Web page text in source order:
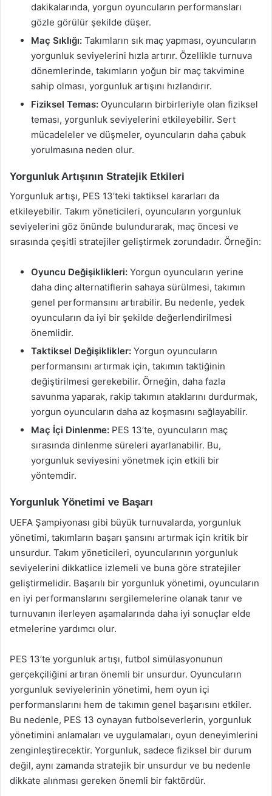
dakikalarında, yorgun oyuncuların performansları
gözle görülür şekilde düşer.
Maç Sıklığı: Takımların sık maç yapması, oyuncuların
yorgunluk seviyelerini hızla artırır. Özellikle turnuva
dönemlerinde, takımların yoğun bir maç takvimine
sahip olması, yorgunluk artışını hızlandırır.
Fiziksel Temas: Oyuncuların birbirleriyle olan fiziksel
teması, yorgunluk seviyelerini etkileyebilir. Sert
mücadeleler ve düşmeler, oyuncuların daha çabuk
yorulmasına neden olur.
Yorgunluk Artışının Stratejik Etkileri
Yorgunluk artışı, PES 13’teki taktiksel kararları da
etkileyebilir. Takım yöneticileri, oyuncuların yorgunluk
seviyelerini göz önünde bulundurarak, maç öncesi ve
sırasında çeşitli stratejiler geliştirmek zorundadır. Örneğin:
Oyuncu Değişiklikleri: Yorgun oyuncuların yerine
daha dinç alternatiflerin sahaya sürülmesi, takımın
genel performansını artırabilir. Bu nedenle, yedek
oyuncuların da iyi bir şekilde değerlendirilmesi
önemlidir.
Taktiksel Değişiklikler: Yorgun oyuncuların
performansını artırmak için, takımın taktiğinin
değiştirilmesi gerekebilir. Örneğin, daha fazla
savunma yaparak, rakip takımın ataklarını durdurmak,
yorgun oyuncuların daha az koşmasını sağlayabilir.
Maç İçi Dinlenme: PES 13’te, oyuncuların maç
sırasında dinlenme süreleri ayarlanabilir. Bu,
yorgunluk seviyesini yönetmek için etkili bir
yöntemdir.
Yorgunluk Yönetimi ve Başarı
UEFA Şampiyonası gibi büyük turnuvalarda, yorgunluk
yönetimi, takımların başarı şansını artırmak için kritik bir
unsurdur. Takım yöneticileri, oyuncularının yorgunluk
seviyelerini dikkatlice izlemeli ve buna göre stratejiler
geliştirmelidir. Başarılı bir yorgunluk yönetimi, oyuncuların
en iyi performanslarını sergilemelerine olanak tanır ve
turnuvanın ilerleyen aşamalarında daha iyi sonuçlar elde
etmelerine yardımcı olur.
PES 13’te yorgunluk artışı, futbol simülasyonunun
gerçekçiliğini artıran önemli bir unsurdur. Oyuncuların
yorgunluk seviyelerinin yönetimi, hem oyun içi
performanslarını hem de takımın genel başarısını etkiler.
Bu nedenle, PES 13 oynayan futbolseverlerin, yorgunluk
yönetimini anlamaları ve uygulamaları, oyun deneyimlerini
zenginleştirecektir. Yorgunluk, sadece fiziksel bir durum
değil, aynı zamanda stratejik bir unsurdur ve bu nedenle
dikkate alınması gereken önemli bir faktördür.